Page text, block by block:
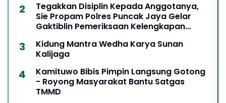
Tegakkan Disiplin Kepada Anggotanya,
Sie Propam Polres Puncak Jaya Gelar
Gaktiblin Pemeriksaan Kelengkapan
Kidung Mantra Wedha Karya Sunan
Kalijaga
Kamituwo Bibis Pimpin Langsung Gotong
- Royong Masyarakat Bantu Satgas
TMMD